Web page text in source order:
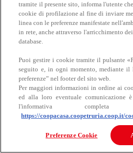
Carne
Bovino
tramite il presente sito, informa l'utente
cookie di profilazione al fine di inviare
linea con le preferenze manifestate
in rete, anche attraverso l'arricchimento
database.
Puoi gestire i cookie tramite il pulsante
seguito e, in ogni momento, mediante
preferenze” nel footer del sito web.
Per maggiori informazioni in ordine ai
ed alla loro eventuale comunicazione
l'informativa
https://coopacasa.coopetruria.coop.it/
Preferenze Cookie